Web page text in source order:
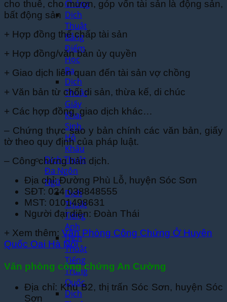
Chóng
Dịch
Thuật
Bảng
Điểm
Học
Bạ
Dịch
Thuật
Giấy
Khai
Sinh,
Hộ
Khẩu
Dịch Thuật
Đa Ngôn
Ngữ
Dịch
Thuật
Tiếng
Anh
Dịch
Thuật
Tiếng
Trung
Quốc
Dịch
cho thuê, cho mượn, góp vốn tài sản là động sản,
bất động sản
+ Hợp đồng thế chấp tài sản
+ Hợp đồng/văn bản ủy quyền
+ Giao dịch liên quan đến tài sản vợ chồng
+ Văn bản từ chối di sản, thừa kế, di chúc
+ Các hợp đồng, giao dịch khác…
– Chứng thực sao y bản chính các văn bản, giấy
tờ theo quy định của pháp luật.
– Công chứng bản dịch.
Địa chỉ: Đường Phù Lỗ, huyện Sóc Sơn
SĐT: 024 038848555
MST: 0101498631
Người đại diện: Đoàn Thái
+ Xem thêm: Văn Phòng Công Chứng Ở Huyện
Quốc Oai Hà Nội
Văn phòng công chứng An Cường
Địa chỉ: Khu B2, thị trấn Sóc Sơn, huyện Sóc
Sơn